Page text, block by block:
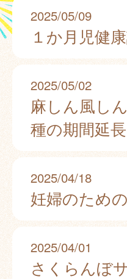
2025/05/09
１か月児健
2025/05/02
麻しん風し
種の期間延
2025/04/18
妊婦のため
2025/04/01
さくらんぼ